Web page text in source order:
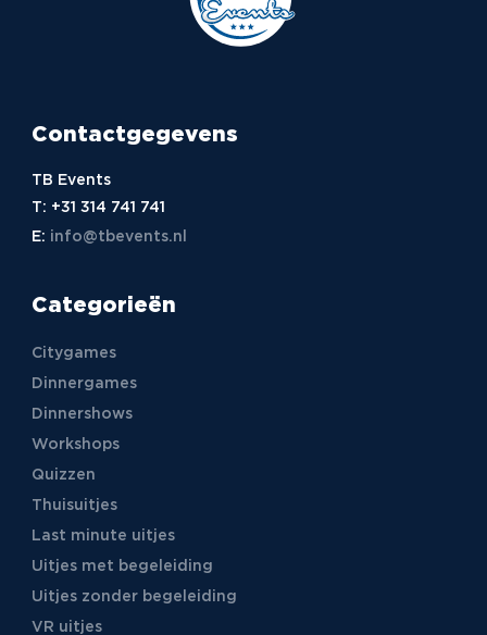
Contactgegevens
TB Events
T: +31 314 741 741
E: info@tbevents.nl
Categorieën
Citygames
Dinnergames
Dinnershows
Workshops
Quizzen
Thuisuitjes
Last minute uitjes
Uitjes met begeleiding
Uitjes zonder begeleiding
VR uitjes